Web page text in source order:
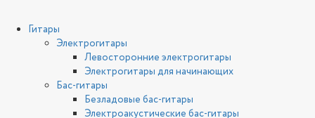
Гитары
Электрогитары
Левосторонние электрогитары
Электрогитары для начинающих
Бас-гитары
Безладовые бас-гитары
Электроакустические бас-гитары